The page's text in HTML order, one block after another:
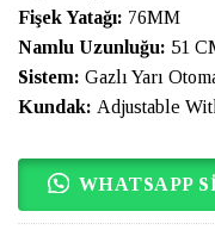
Fişek Yatağı: 76MM
Namlu Uzunluğu: 51
Sistem: Gazlı Yarı
Kundak: Adjustable
WHATSAPP